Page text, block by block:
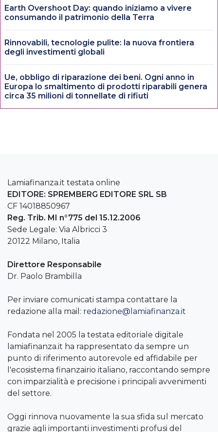
Earth Overshoot Day: quando iniziamo a vivere
consumando il patrimonio della Terra
Rinnovabili, tecnologie pulite: la nuova frontiera
degli investimenti globali
Ue, obbligo di riparazione dei beni. Ogni anno in
Europa lo smaltimento di prodotti riparabili genera
circa 35 milioni di tonnellate di rifiuti
Lamiafinanza.it testata online
EDITORE: SPREMBERG EDITORE SRL SB
CF 14018850967
Reg. Trib. MI n°775 del 15.12.2006
Sede Legale: Via Albricci 3
20122 Milano, Italia
Direttore Responsabile
Dr. Paolo Brambilla
Per inviare comunicati stampa contattare la
redazione alla mail: redazione@lamiafinanza.it
Fondata nel 2005 la testata editoriale digitale
lamiafinanza.it ha rappresentato da sempre un
punto di riferimento autorevole ed affidabile per
l'ecosistema finanzairio italiano, raccontando sempre
con imparzialità e precisione i principali avvenimenti
del settore.
Oggi rinnova nuovamente la sua sfida sul mercato
grazie agli importanti investimenti profusi del